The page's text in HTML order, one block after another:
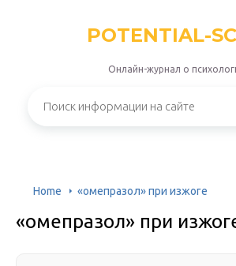
POTENTIAL-
Онлайн-журнал о
Home «омепразол» при изжоге
«омепразол» при